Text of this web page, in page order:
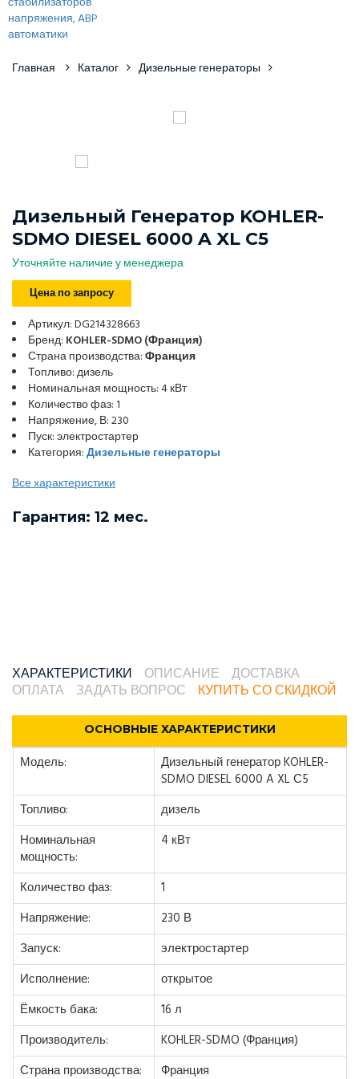
Главная Каталог Дизельные генераторы
Дизельный Генератор KOHLER-
SDMO DIESEL 6000 A XL С5
Уточняйте наличие у менеджера
Цена по запросу
Артикул: DG214328663
Бренд: KOHLER-SDMO (Франция)
Страна производства:Франция
Топливо: дизель
Номинальная мощность: 4 кВт
Количество фаз: 1
Напряжение, В: 230
Пуск: электростартер
Категория:Дизельные генераторы
Все характеристики
Гарантия: 12 мес.
ХАРАКТЕРИСТИКИ ОПИСАНИЕ
ДОСТАВКА
ОПЛАТА
ЗАДАТЬ ВОПРОС КУПИТЬ СО СКИДКОЙ
ОСНОВНЫЕ ХАРАКТЕРИСТИКИ
Модель:
Дизельный генератор KOHLER-
SDMO DIESEL 6000 A XL С5
Топливо:
дизель
Номинальная
мощность:
4 кВт
Количество фаз:
1
Напряжение:
230 В
Запуск:
электростартер
Исполнение:
открытое
Ёмкость бака:
16 л
Производитель:
KOHLER-SDMO (Франция)
Страна производства:
Франция